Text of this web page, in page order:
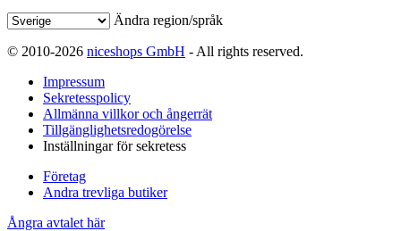
Ändra region/språk
© 2010-2026 niceshops GmbH - All rights reserved.
Impressum
Sekretesspolicy
Allmänna villkor och ångerrät
Tillgänglighetsredogörelse
Inställningar för sekretess
Företag
Andra trevliga butiker
Ångra avtalet här